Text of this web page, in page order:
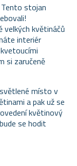
stojan
květináčů
interiér
si zaručeně
místo v
a pak už se
květinový
se hodit